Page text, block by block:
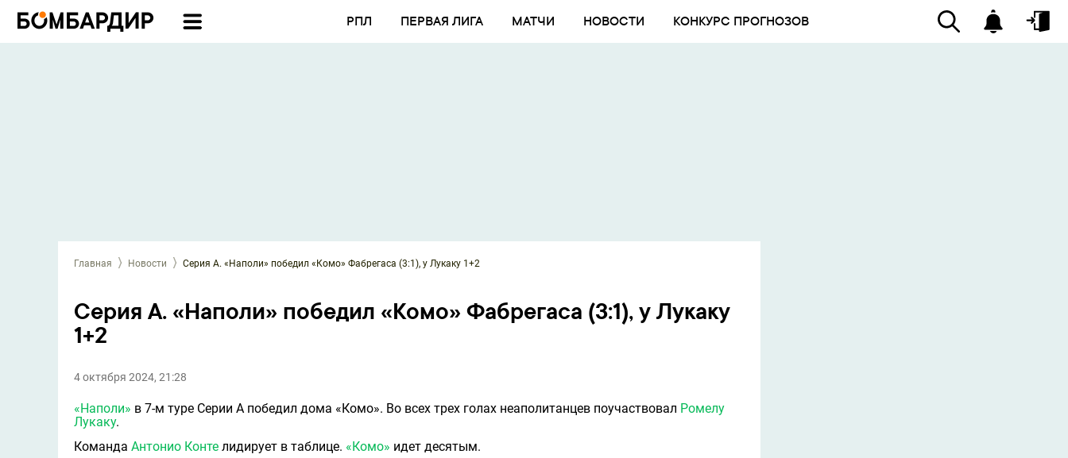
РПЛ ПЕРВАЯ ЛИГА МАТЧИ НОВОСТИ КОНКУРС ПРОГНОЗОВ
Главная Новости Серия А. «Наполи» победил «Комо» Фабрегаса (3:1), у Лукаку 1+2
Серия А. «Наполи» победил «Комо» Фабрегаса (3:1), у Лукаку
1+2
4 октября 2024, 21:28
«Наполи» в 7-м туре Серии А победил дома «Комо». Во всех трех голах неаполитанцев поучаствовал Ромелу
Лукаку.
Команда Антонио Конте лидирует в таблице. «Комо» идет десятым.